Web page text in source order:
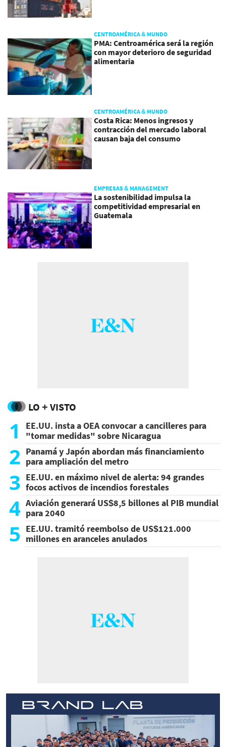
CENTROAMÉRICA & MUNDO
PMA: Centroamérica será la región
con mayor deterioro de seguridad
alimentaria
CENTROAMÉRICA & MUNDO
Costa Rica: Menos ingresos y
contracción del mercado laboral
causan baja del consumo
EMPRESAS & MANAGEMENT
La sostenibilidad impulsa la
competitividad empresarial en
Guatemala
LO + VISTO
1
EE.UU. insta a OEA convocar a cancilleres para
"tomar medidas" sobre Nicaragua
2 Panamá y Japón abordan más financiamiento
para ampliación del metro
3 EE.UU. en máximo nivel de alerta: 94 grandes
focos activos de incendios forestales
4 Aviación generará US$8,5 billones al PIB mundial
para 2040
5 EE.UU. tramitó reembolso de US$121.000
millones en aranceles anulados